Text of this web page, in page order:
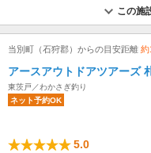
この施
当別町（石狩郡）からの目安距離 約
アースアウトドアツアーズ
東茨戸／わかさぎ釣り
ネット予約OK
5.0